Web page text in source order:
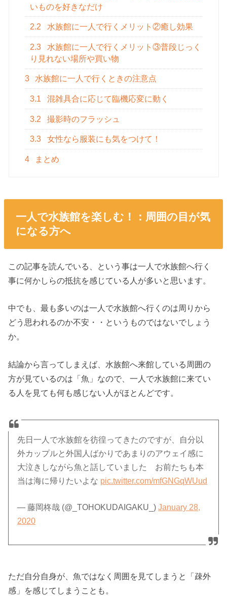
いものを好きなだけ
2.2 水族館に一人で行くメリット②癒し効果
2.3
水族館に一人で行くメリット③普段じっく
り見れない場所や買い物
3 水族館に一人で行くときの注意点
3.1 混雑具合に応じて臨機応変に動く
3.2 撮影時のフラッシュ
3.3 女性なら服装にも気をつけて！
4 まとめ
一人で水族館を楽しむ！：周囲の目が気
になる方へ
この記事を読んでいる、という事は一人で水族館へ行く
事に何かしらの抵抗を感じている人が多いと思います。
中でも、最も多いのは一人で水族館へ行くのは周りから
どう思われるのか不安・・というものではないでしょう
か。
結論から言ってしまえば、水族館へ来館している周囲の
方が見ているのは「魚」なので、一人で水族館に来てい
る人を見ても何も感じない人がほとんどです。
先日一人で水族館を彷徨ってきたのですが、自分以
外カップルと外国人ばかりであまりのアウェイ感に
大泣きしながら魚と話していました お前たちも本
当は海に帰りたいよな pic.twitter.com/mfGNGqWUud
— 藤岡柊哉 (@_TOHOKUDAIGAKU_)January 28,
2020
ただ自分自身が、魚ではなく周囲を見てしまうと「疎外
感」を感じてしまうことも。